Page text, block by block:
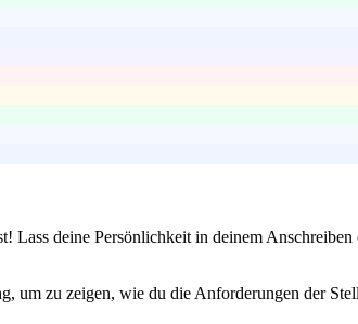
deine Persönlichkeit in deinem
um zu zeigen, wie du die Anforderungen der